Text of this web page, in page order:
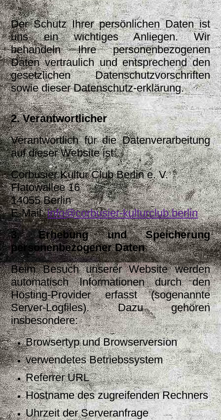
Der Schutz Ihrer persönlichen Daten ist
uns ein wichtiges Anliegen. Wir
behandeln Ihre personenbezogenen
Daten vertraulich und entsprechend den
gesetzlichen Datenschutzvorschriften
sowie dieser Datenschutz-erklärung.
2. Verantwortlicher
Verantwortlich für die Datenverarbeitung
auf dieser Website ist:
Corbusier Kultur Club Berlin e. V.
Flatowallee 16
14055 Berlin
E-Mail:info@corbusier-kulturclub.berlin
3. Erhebung und Speicherung
personenbezogener Daten
Beim Besuch unserer Website werden
automatisch Informationen durch den
Hosting-Provider erfasst (sogenannte
Server-Logfiles). Dazu gehören
insbesondere:
Browsertyp und Browserversion
verwendetes Betriebssystem
Referrer URL
Hostname des zugreifenden Rechners
Uhrzeit der Serveranfrage